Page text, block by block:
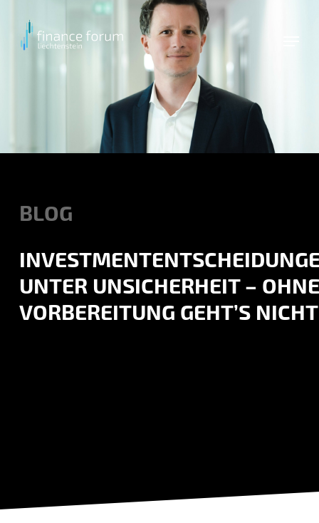
main
BLOG
UNTER UNSICHERHEIT – OHNE
VORBEREITUNG GEHT’S